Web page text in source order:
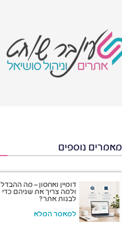
מאמרים נוספים
דומיין ואחסון – מה ההבדל
ולמה צריך את שניהם כדי
לבנות אתר?
למאמר המלא